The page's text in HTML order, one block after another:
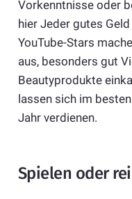
Vorkenntnisse oder
hier Jeder gutes
YouTube-Stars
aus, besonders gut
Beautyprodukte
lassen sich im
Jahr verdienen.
Spielen oder